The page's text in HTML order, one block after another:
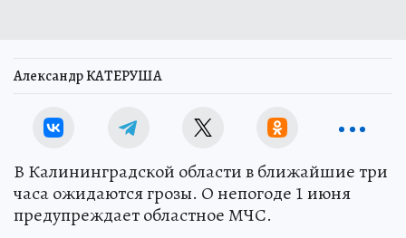
Александр КАТЕРУША
В Калининградской области в ближайшие три
часа ожидаются грозы. О непогоде 1 июня
предупреждает областное МЧС.